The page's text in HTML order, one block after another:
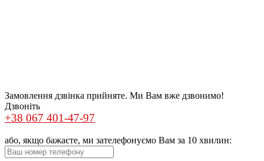
Замовлення дзвінка прийняте. Ми Вам вже дзвонимо!
Дзвоніть
+38 067 401-47-97
або, якщо бажаєте, ми зателефонуємо Вам за 10 хвилин: